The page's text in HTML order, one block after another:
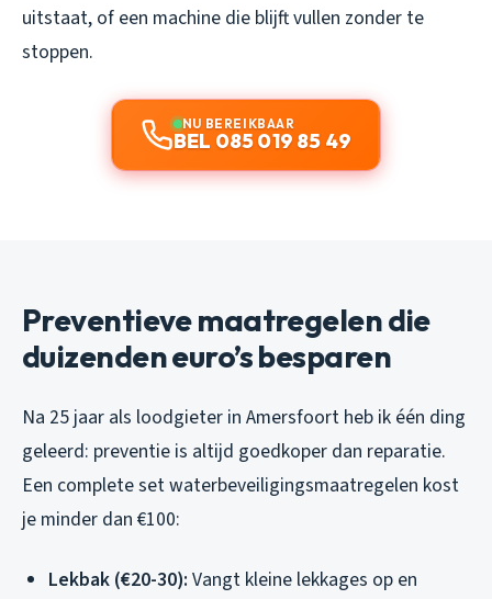
uitstaat, of een machine die blijft vullen zonder te
stoppen.
NU BEREIKBAAR
BEL 085 019 85 49
Preventieve maatregelen die
duizenden euro’s besparen
Na 25 jaar als loodgieter in Amersfoort heb ik één ding
geleerd: preventie is altijd goedkoper dan reparatie.
Een complete set waterbeveiligingsmaatregelen kost
je minder dan €100:
Lekbak (€20-30): Vangt kleine lekkages op en